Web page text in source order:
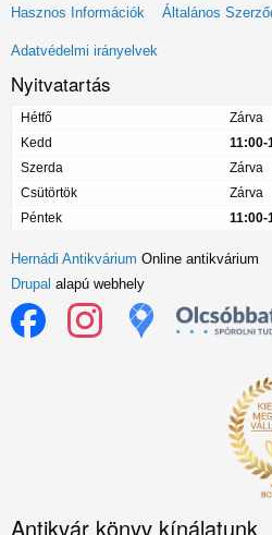
Lábléc
menü
Hasznos Információk Általános
Adatvédelmi irányelvek
Nyitvatartás
Hétfő
Zárva
Kedd
11:00-
Szerda
Zárva
Csütörtök
Zárva
Péntek
11:00-
Hernádi Antikvárium Online antikvárium
Drupal alapú webhely
Antikvár könyv kínálatunk